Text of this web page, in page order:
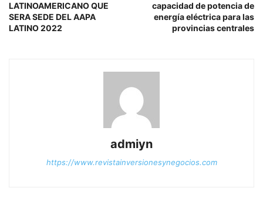
LATINOAMERICANO QUE
SERA SEDE DEL AAPA
LATINO 2022
capacidad de potencia de
energía eléctrica para las
provincias centrales
admiyn
https://www.revistainversionesynegocios.com